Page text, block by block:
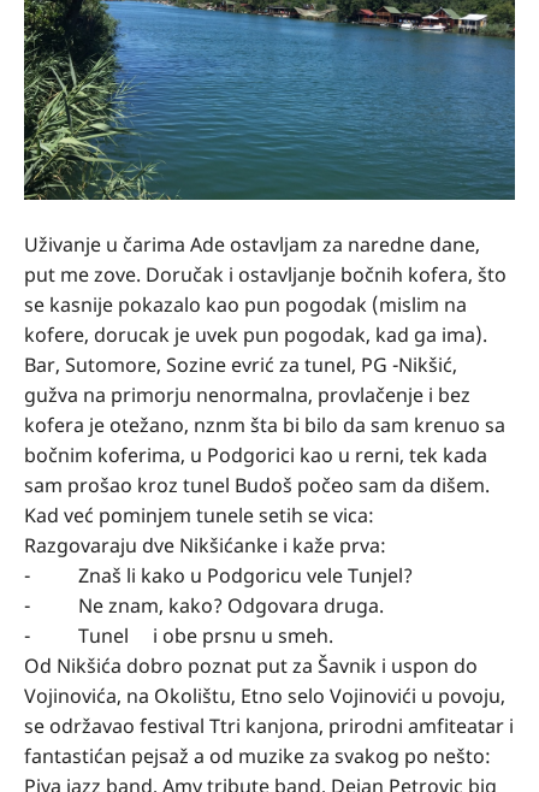
Uživanje u čarima Ade ostavljam za naredne dane,
put me zove. Doručak i ostavljanje bočnih kofera, što
se kasnije pokazalo kao pun pogodak (mislim na
kofere, dorucak je uvek pun pogodak, kad ga ima).
Bar, Sutomore, Sozine evrić za tunel, PG -Nikšić,
gužva na primorju nenormalna, provlačenje i bez
kofera je otežano, nznm šta bi bilo da sam krenuo sa
bočnim koferima, u Podgorici kao u rerni, tek kada
sam prošao kroz tunel Budoš počeo sam da dišem.
Kad već pominjem tunele setih se vica:
Razgovaraju dve Nikšićanke i kaže prva:
-
Znaš li kako u Podgoricu vele Tunjel?
-
Ne znam, kako? Odgovara druga.
-
Tunel
i obe prsnu u smeh.
Od Nikšića dobro poznat put za Šavnik i uspon do
Vojinovića, na Okolištu, Etno selo Vojinovići u povoju,
se održavao festival Ttri kanjona, prirodni amfiteatar i
fantastićan pejsaž a od muzike za svakog po nešto:
Piva jazz band, Amy tribute band, Dejan Petrovic big